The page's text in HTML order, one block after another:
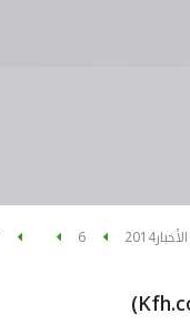
الأخبار2014
6